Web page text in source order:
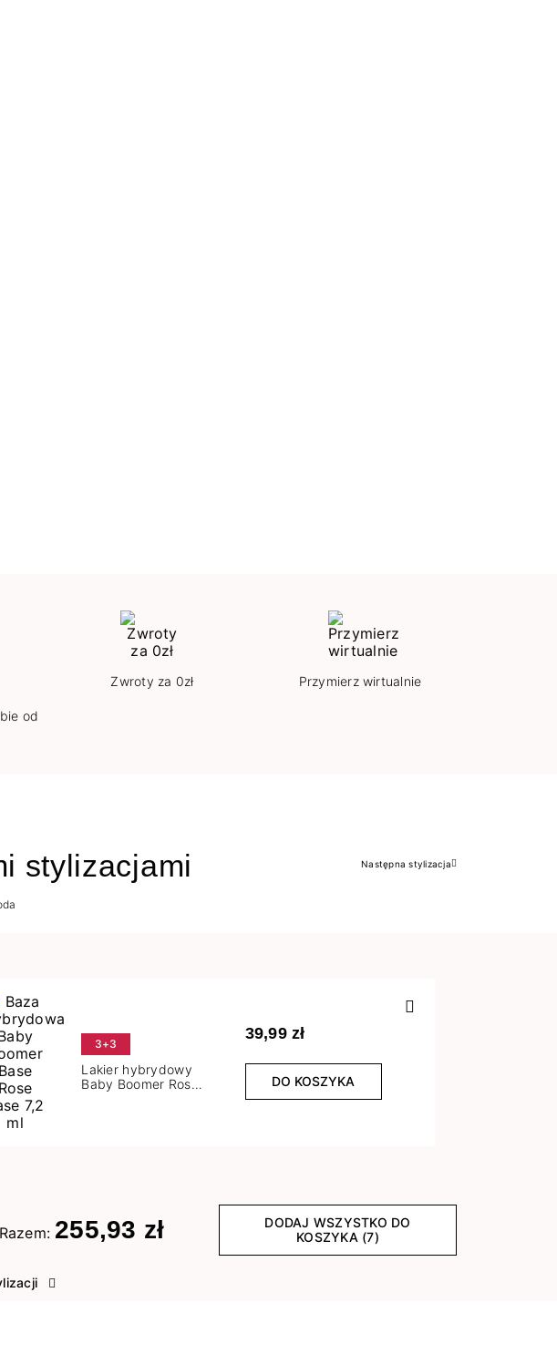
od
Zwroty za 0zł Przymierz wirtualnie
stylizacjami Następny
Następna stylizacja
3+3
Lakier hybrydowy
Baby Boomer Rose
39,99 zł
DO KOSZYKA
Razem: 255,93 zł
DODAJ WSZYSTKO DO
KOSZYKA (7)